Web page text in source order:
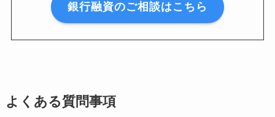
銀行融資のご相談はこちら
よくある質問事項